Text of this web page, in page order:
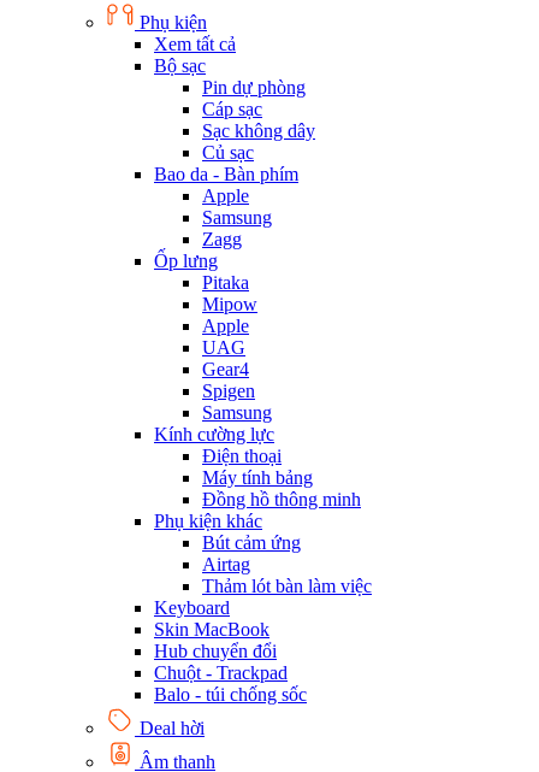
Phụ kiện
Xem tất cả
Bộ sạc
Pin dự phòng
Cáp sạc
Sạc không dây
Củ sạc
Bao da - Bàn phím
Apple
Samsung
Zagg
Ốp lưng
Pitaka
Mipow
Apple
UAG
Gear4
Spigen
Samsung
Kính cường lực
Điện thoại
Máy tính bảng
Đồng hồ thông minh
Phụ kiện khác
Bút cảm ứng
Airtag
Thảm lót bàn làm việc
Keyboard
Skin MacBook
Hub chuyển đổi
Chuột - Trackpad
Balo - túi chống sốc
Deal hời
Âm thanh